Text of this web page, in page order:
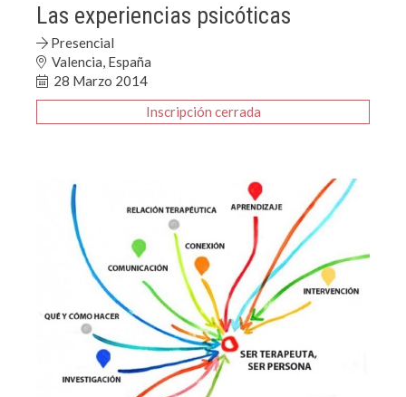
Las experiencias psicóticas
Presencial
Valencia, España
28 Marzo 2014
Inscripción